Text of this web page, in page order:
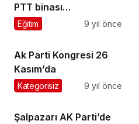
PTT binası
Öğretmenevine
Eğitim 9 yıl önce
Ak Parti Kongresi 26
Kasım’da
Kategorisiz 9 yıl önce
Şalpazarı AK Parti’de